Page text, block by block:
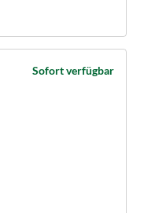
Sofort verfügbar